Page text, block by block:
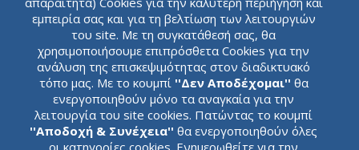
on
Improving
εμπειρία σας και για τη βελτίωση των λειτουργιών
του site. Με τη συγκατάθεσή σας, θα
χρησιμοποιήσουμε επιπρόσθετα Cookies για την
ανάλυση της επισκεψιμότητας στον διαδικτυακό
τόπο μας. Με το κουμπί ''Δεν Αποδέχομαι'' θα
ενεργοποιηθούν μόνο τα αναγκαία για την
λειτουργία του site cookies. Πατώντας το κουμπί
''Αποδοχή & Συνέχεια'' θα ενεργοποιηθούν όλες
οι κατηγορίες cookies. Ενημερωθείτε για την